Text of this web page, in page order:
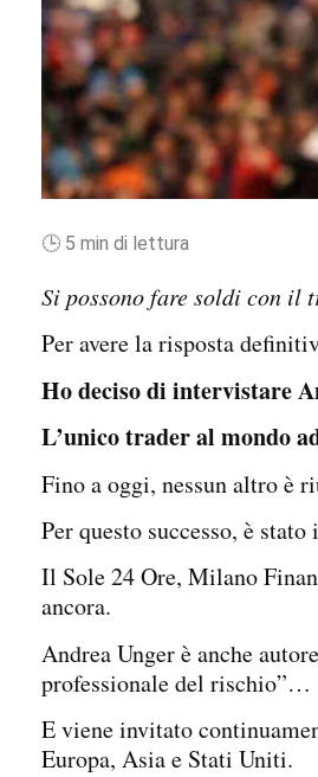
🕒 5 min di lettura
Si possono fare soldi con il
Per avere la risposta
Ho deciso di intervistare
L’unico trader al mondo
Fino a oggi, nessun altro è
Per questo successo, è
Il Sole 24 Ore, Milano
ancora.
Andrea Unger è anche
professionale del rischio”…
E viene invitato
Europa, Asia e Stati Uniti.